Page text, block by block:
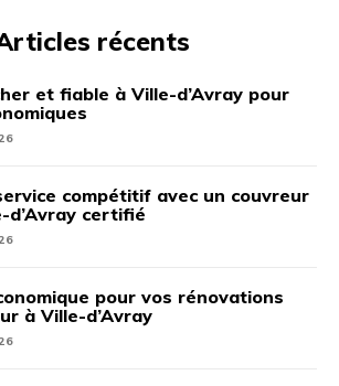
récents
et fiable à Ville-d’Avray pour
compétitif avec un couvreur
d’Avray certifié
pour vos rénovations
à Ville-d’Avray